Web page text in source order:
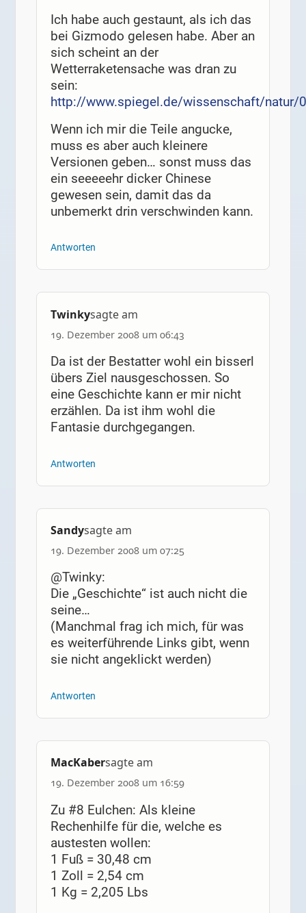
Ich habe auch gestaunt, als ich das
bei Gizmodo gelesen habe. Aber an
sich scheint an der
Wetterraketensache was dran zu
sein:
http://www.spiegel.de/wissenschaft/natur/
Wenn ich mir die Teile angucke,
muss es aber auch kleinere
Versionen geben… sonst muss das
ein seeeeehr dicker Chinese
gewesen sein, damit das da
unbemerkt drin verschwinden kann.
Antworten
Twinkysagte am
19. Dezember 2008 um 06:43
Da ist der Bestatter wohl ein bisserl
übers Ziel nausgeschossen. So
eine Geschichte kann er mir nicht
erzählen. Da ist ihm wohl die
Fantasie durchgegangen.
Antworten
Sandysagte am
19. Dezember 2008 um 07:25
@Twinky:
Die „Geschichte“ ist auch nicht die
seine…
(Manchmal frag ich mich, für was
es weiterführende Links gibt, wenn
sie nicht angeklickt werden)
Antworten
MacKabersagte am
19. Dezember 2008 um 16:59
Zu #8 Eulchen: Als kleine
Rechenhilfe für die, welche es
austesten wollen:
1 Fuß = 30,48 cm
1 Zoll = 2,54 cm
1 Kg = 2,205 Lbs